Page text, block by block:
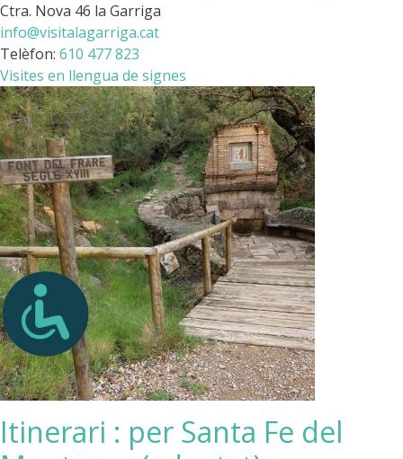
Ctra. Nova 46 la Garriga
info@visitalagarriga.cat
Telèfon: 610 477 823
Visites en llengua de signes
Itinerari : per Santa Fe del